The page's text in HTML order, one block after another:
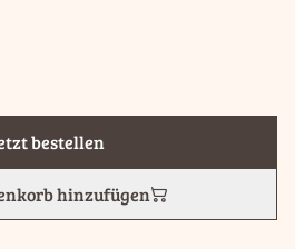
bestellen
hinzufügen